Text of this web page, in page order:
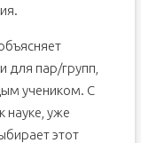
для пар/групп,
учеником. С
науке, уже
этот